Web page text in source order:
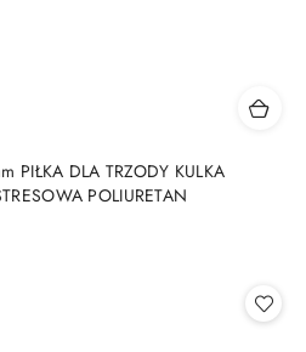
PIŁKA DLA TRZODY KULKA
POLIURETAN